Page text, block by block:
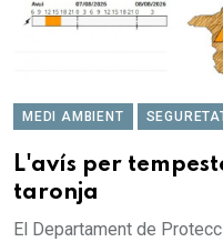
MEDI AMBIENT
L'avís per
taronja
El Departament de